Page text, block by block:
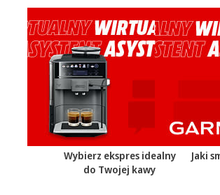
Wybierz ekspres idealny
do Twojej kawy
Jaki